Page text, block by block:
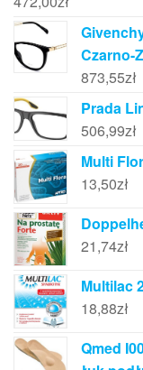
Czarno-
873,55zł
Prada
506,99zł
Multi
13,50zł
21,74zł
Multilac
18,88zł
Qmed